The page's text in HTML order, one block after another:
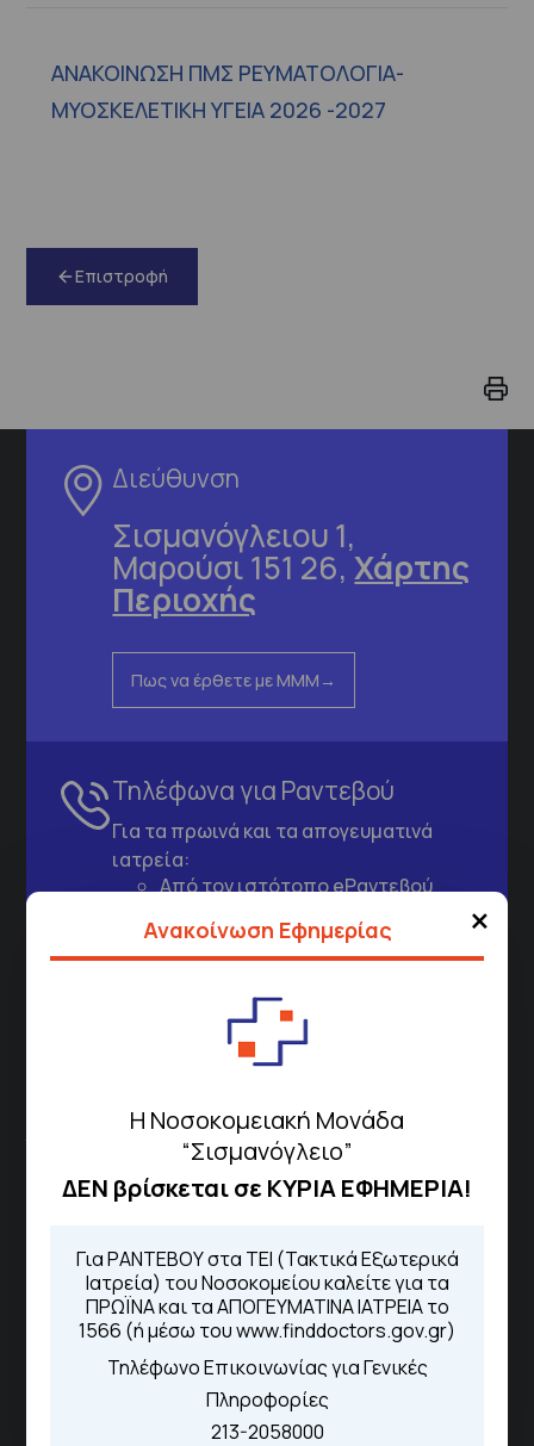
×
Ανακοίνωση Εφημερίας
Η Νοσοκομειακή Μονάδα
“Σισμανόγλειο”
ΔΕΝ βρίσκεται σε ΚΥΡΙΑ ΕΦΗΜΕΡΙΑ!
Για ΡΑΝΤΕΒΟΥ στα ΤΕΙ (Τακτικά Εξωτερικά
Ιατρεία) του Νοσοκομείου καλείτε για τα
ΠΡΩΪΝΑ και τα ΑΠΟΓΕΥΜΑΤΙΝΑ ΙΑΤΡΕΙΑ το
1566 (ή μέσω του www.finddoctors.gov.gr)
Τηλέφωνο Επικοινωνίας για Γενικές
Πληροφορίες
213-2058000
ΑΝΑΚΟΙΝΩΣΗ ΠΜΣ ΡΕΥΜΑΤΟΛΟΓΙΑ-
ΜΥΟΣΚΕΛΕΤΙΚΗ ΥΓΕΙΑ 2026 -2027
Επιστροφή
Διεύθυνση
Σισμανόγλειου 1,
Μαρούσι 151 26,Χάρτης
Περιοχής
Πως να έρθετε με ΜΜΜ
Τηλέφωνα για Ραντεβού
Για τα πρωινά και τα απογευματινά
ιατρεία:
Από τον ιστότοποeΡαντεβού
Καλώντας στην φωνητική πύλη του
1566
Μέσω της εφαρμογής "MyHealth
Το Σισμανόγλειο συνεργάζεται με άλλα νοσηλευτικά
ιδρύματα και μονάδες υγείας στα πλαίσια εφαρμογής
ειδικών προγραμμάτων βελτίωσης της ποιότητας
Διασυνδεόμενα Νοσοκομεία
Γενικό Νοσοκομείο
Μελισσίων “Άμαλία Φλέμιγκ”
Γενικό Νοσοκομείο Παίδων